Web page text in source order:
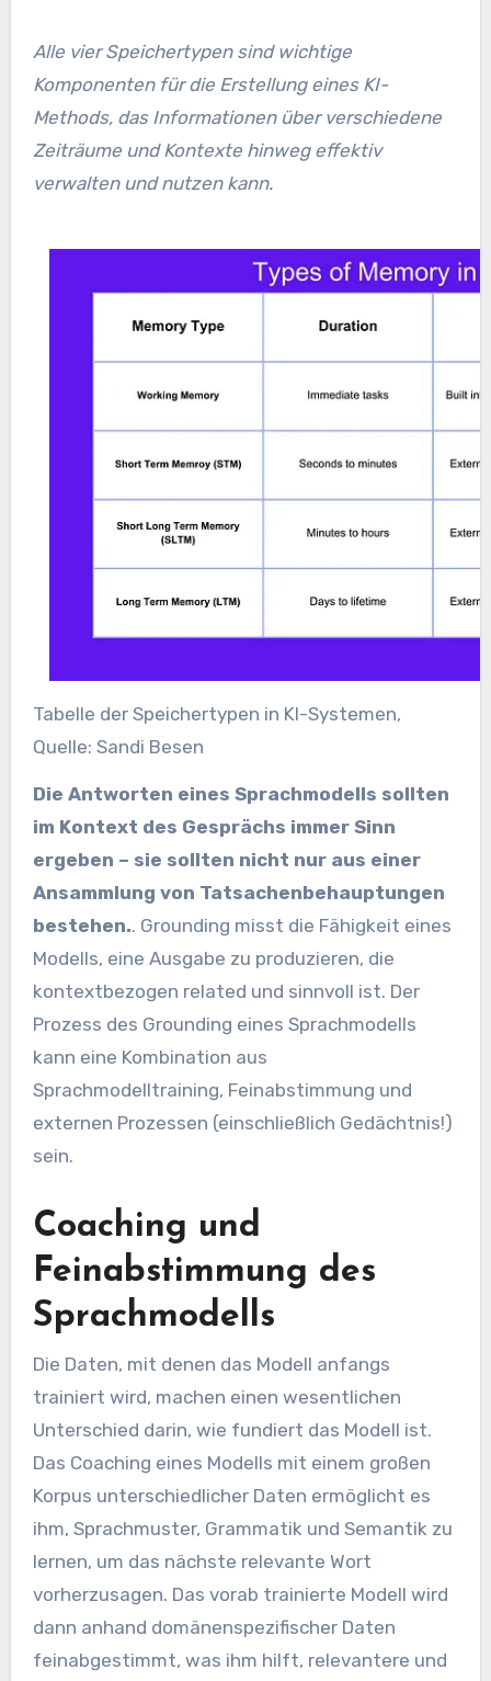
Alle vier Speichertypen sind wichtige
Komponenten für die Erstellung eines KI-
Methods, das Informationen über verschiedene
Zeiträume und Kontexte hinweg effektiv
verwalten und nutzen kann.
Tabelle der Speichertypen in KI-Systemen,
Quelle: Sandi Besen
Die Antworten eines Sprachmodells sollten
im Kontext des Gesprächs immer Sinn
ergeben – sie sollten nicht nur aus einer
Ansammlung von Tatsachenbehauptungen
bestehen.. Grounding misst die Fähigkeit eines
Modells, eine Ausgabe zu produzieren, die
kontextbezogen related und sinnvoll ist. Der
Prozess des Grounding eines Sprachmodells
kann eine Kombination aus
Sprachmodelltraining, Feinabstimmung und
externen Prozessen (einschließlich Gedächtnis!)
sein.
Coaching und
Feinabstimmung des
Sprachmodells
Die Daten, mit denen das Modell anfangs
trainiert wird, machen einen wesentlichen
Unterschied darin, wie fundiert das Modell ist.
Das Coaching eines Modells mit einem großen
Korpus unterschiedlicher Daten ermöglicht es
ihm, Sprachmuster, Grammatik und Semantik zu
lernen, um das nächste relevante Wort
vorherzusagen. Das vorab trainierte Modell wird
dann anhand domänenspezifischer Daten
feinabgestimmt, was ihm hilft, relevantere und